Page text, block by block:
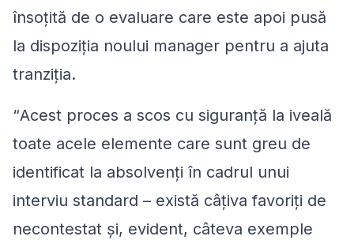
însoțită de o evaluare care este apoi pusă
la dispoziția noului manager pentru a ajuta
tranziția.
“Acest proces a scos cu siguranță la iveală
toate acele elemente care sunt greu de
identificat la absolvenți în cadrul unui
interviu standard – există câțiva favoriți de
necontestat și, evident, câteva exemple